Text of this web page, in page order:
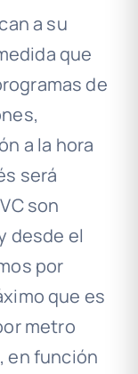
a su
que
de
a la hora
será
son
desde el
por
que es
metro
en función